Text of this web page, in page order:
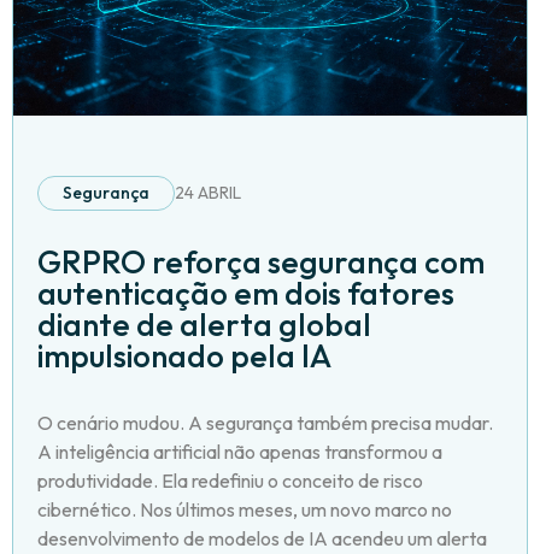
Segurança 24 ABRIL
GRPRO reforça segurança com
autenticação em dois fatores
diante de alerta global
impulsionado pela IA
O cenário mudou. A segurança também precisa mudar.
A inteligência artificial não apenas transformou a
produtividade. Ela redefiniu o conceito de risco
cibernético. Nos últimos meses, um novo marco no
desenvolvimento de modelos de IA acendeu um alerta